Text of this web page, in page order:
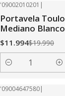
'09002010201 |
Portavela
Mediano Blanco
$11.994$19.990
Cantidad
'09004647580|